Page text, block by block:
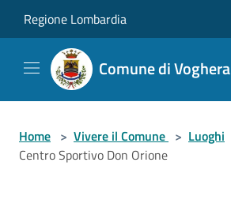
Regione Lombardia
Comune di Voghera
Home > Vivere il Comune > Luoghi
Centro Sportivo Don Orione